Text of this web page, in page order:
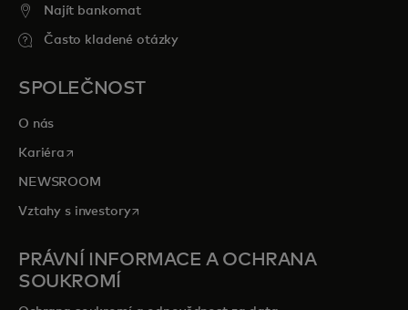
Najít bankomat
Často kladené otázky
SPOLEČNOST
O nás
Kariéra opens in a new tab
NEWSROOM
Vztahy s investoryopens in a new tab
PRÁVNÍ INFORMACE A OCHRANA
SOUKROMÍ